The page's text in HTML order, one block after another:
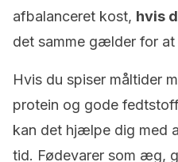
afbalanceret kost, hvis
det samme gælder for
Hvis du spiser måltider
protein og gode
kan det hjælpe dig med
tid. Fødevarer som æg,